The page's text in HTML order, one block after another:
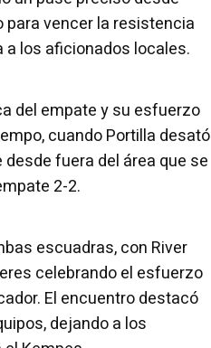
vencer la resistencia
a los aficionados locales.
del empate y su esfuerzo
cuando Portilla desató
fuera del área que se
2-2.
escuadras, con River
celebrando el esfuerzo
El encuentro destacó
dejando a los